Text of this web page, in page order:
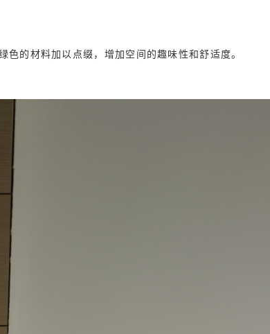
的材料加以点缀，增加空间的趣味性和舒适度。